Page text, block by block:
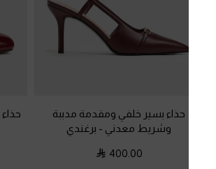
حذاء بسير خلفي ومقدمة مدببة
وشريط معدني - برغندي
400.00